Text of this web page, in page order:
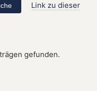
Link zu dieser
gefunden.